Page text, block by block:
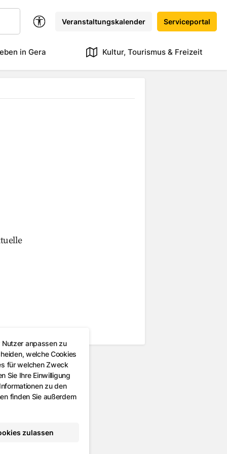
anpassen zu
welche Cookies
für welchen Zweck
Sie Ihre Einwilligung
zu den
finden Sie außerdem
zulassen
Veranstaltungskalender Serviceportal
in Gera Kultur, Tourismus & Freizeit